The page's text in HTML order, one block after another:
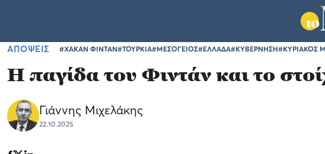
ΑΠΟΨΕΙΣ #ΧΑΚΑΝ ΦΙΝΤΑΝ#ΤΟΥΡΚΙΑ#ΜΕΣΟΓΕΙΟΣ#ΕΛΛΑΔΑ#ΚΥΒΕΡΝΗΣΗ#ΚΥΡΙΑΚΟΣ
Η παγίδα του Φιντάν και το
Γιάννης Μιχελάκης
22.10.2025